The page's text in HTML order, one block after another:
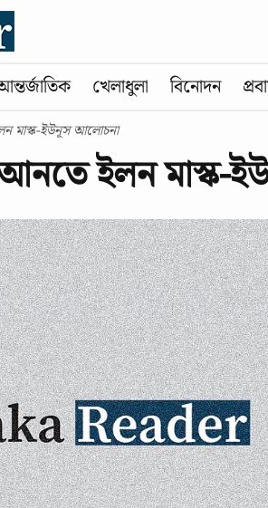
খেলাধুলা বিনোদন
মাস্ক-ইউনূস আলোচনা
আনতে ইলন